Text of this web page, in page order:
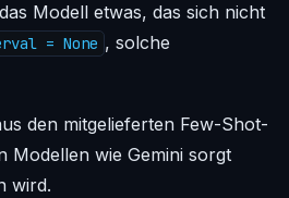
Modell etwas, das sich nicht
= None , solche
den mitgelieferten Few-Shot-
Modellen wie Gemini sorgt
wird.